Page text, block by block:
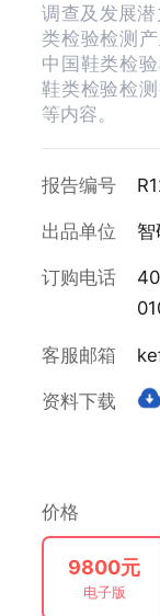
调查及发展
类检验检测
中国鞋类检
鞋类检验检
等内容。
报告编号
出品单位 智
订购电话
客服邮箱
资料下载
价格
9800元
电子版